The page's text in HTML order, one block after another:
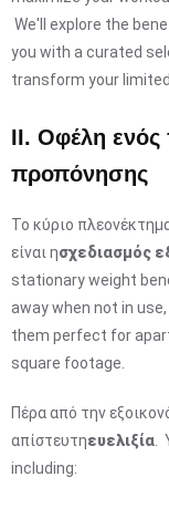
We'll explore the
you with a curated
transform your
II. Οφέλη
προπόνησης
Το κύριο
είναι ησχεδιασμός
stationary weight
away when not in
them perfect for
square footage.
Πέρα από την
απίστευτηευελιξία
including: